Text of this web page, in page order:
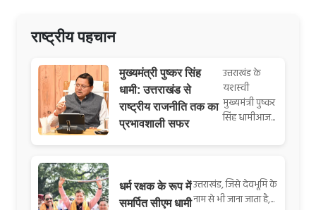
राष्ट्रीय पहचान
मुख्यमंत्री पुष्कर सिंह
धामी: उत्तराखंड से
राष्ट्रीय राजनीति तक का
प्रभावशाली सफर
उत्तराखंड के
यशस्वी
मुख्यमंत्री पुष्कर
सिंह धामीआज...
धर्म रक्षक के रूप में
समर्पित सीएम धामी
उत्तराखंड, जिसे देवभूमि के
नाम से भी जाना जाता है,...